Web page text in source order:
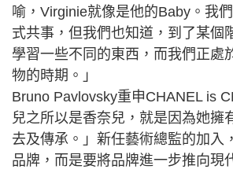
喻，Virginie就像是他的Baby。我
式共事，但我們也知道，到了某個
學習一些不同的東西，而我們正處
物的時期。」
Bruno Pavlovsky重申CHANEL is
兒之所以是香奈兒，就是因為她擁
去及傳承。」新任藝術總監的加入
品牌，而是要將品牌進一步推向現